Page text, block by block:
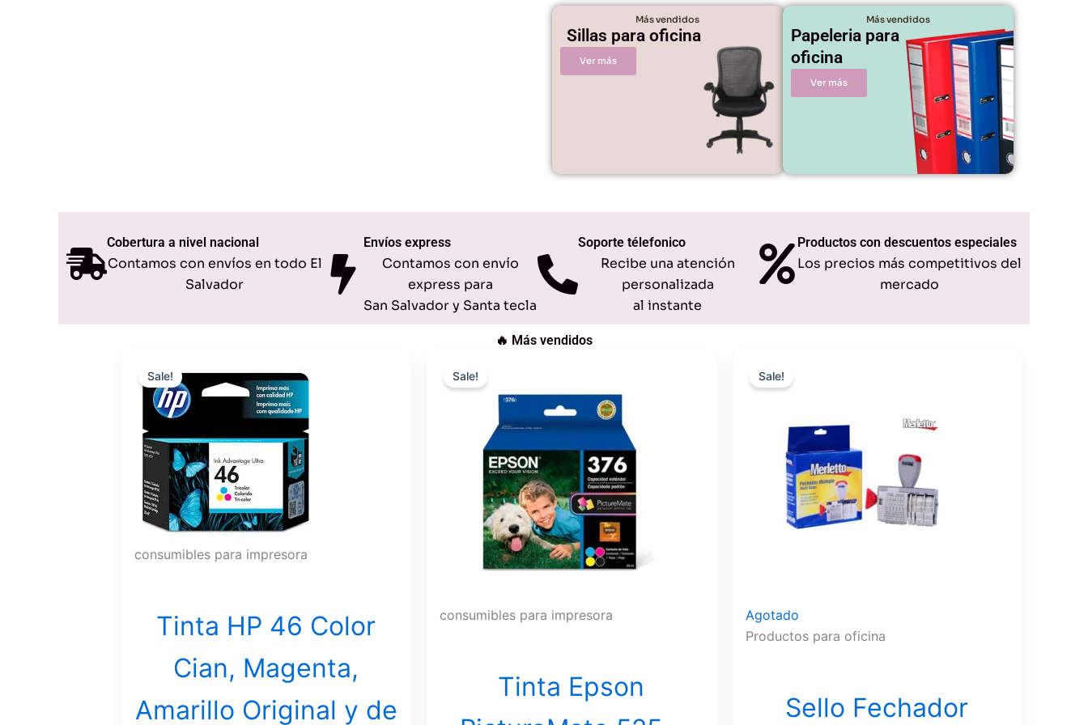
Más vendidos
Sillas para oficina
Ver más
Más vendidos
Papeleria para
oficina
Ver más
Cobertura a nivel nacional
Contamos con envíos en todo El
Salvador
Envíos express
Contamos con envío
express para
San Salvador y Santa tecla
Soporte télefonico
Recibe una atención
personalizada
al instante
Productos con descuentos especiales
Los precios más competitivos del
mercado
🔥 Más vendidos
Sale!
consumibles para impresora
Tinta HP 46 Color
Cian, Magenta,
Amarillo Original y de
price
was:
$17.42.
price
is:
$16.34.
Sale!
consumibles para impresora
Tinta Epson
price
was:
$51.42.
is:
$45.96.
Agotado
Sale!
Productos para oficina
Sello Fechador
price
$4.94.